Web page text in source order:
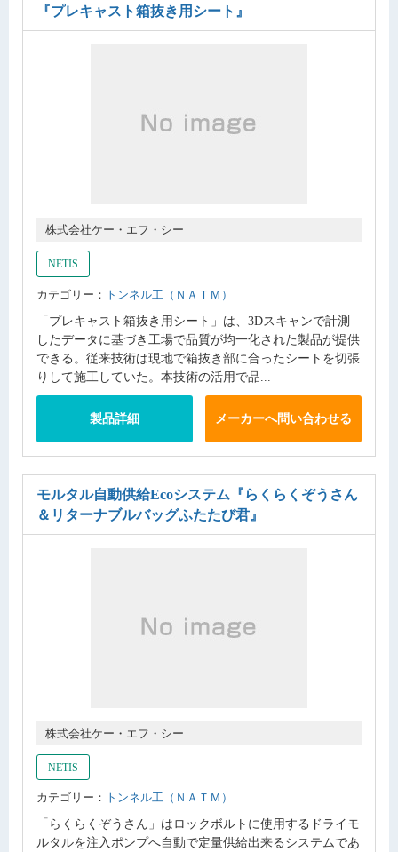
『プレキャスト箱抜き用シート』
株式会社ケー・エフ・シー
NETIS
カテゴリー： トンネル工（ＮＡＴＭ）
「プレキャスト箱抜き用シート」は、3Dスキャンで計測
したデータに基づき工場で品質が均一化された製品が提供
できる。従来技術は現地で箱抜き部に合ったシートを切張
りして施工していた。本技術の活用で品...
製品詳細 メーカーへ問い合わせる
モルタル自動供給Ecoシステム 『らくらくぞうさん
＆リターナブルバッグふたたび君』
株式会社ケー・エフ・シー
NETIS
カテゴリー： トンネル工（ＮＡＴＭ）
「らくらくぞうさん」はロックボルトに使用するドライモ
ルタルを注入ポンプへ自動で定量供給出来るシステムであ